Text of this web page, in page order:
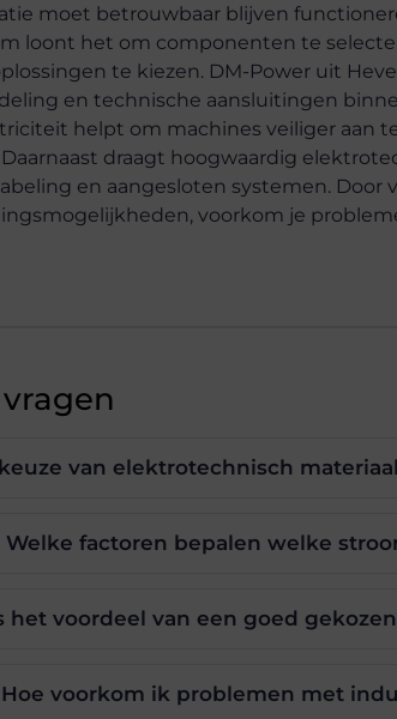
moet betrouwbaar blijven
loont het om componenten te
te kiezen. DM-Power uit
en technische aansluitingen
helpt om machines veiliger aan
draagt hoogwaardig
en aangesloten systemen.
voorkom je
van elektrotechnisch
Welke factoren bepalen welke
het voordeel van een goed
Hoe voorkom ik problemen met